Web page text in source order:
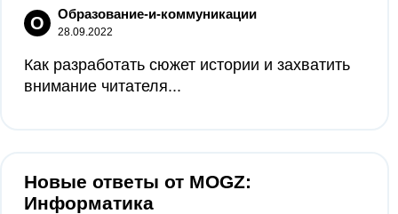
О Образование-и-коммуникации
28.09.2022
Как разработать сюжет истории и захватить
внимание читателя...
Новые ответы от MOGZ:
Информатика